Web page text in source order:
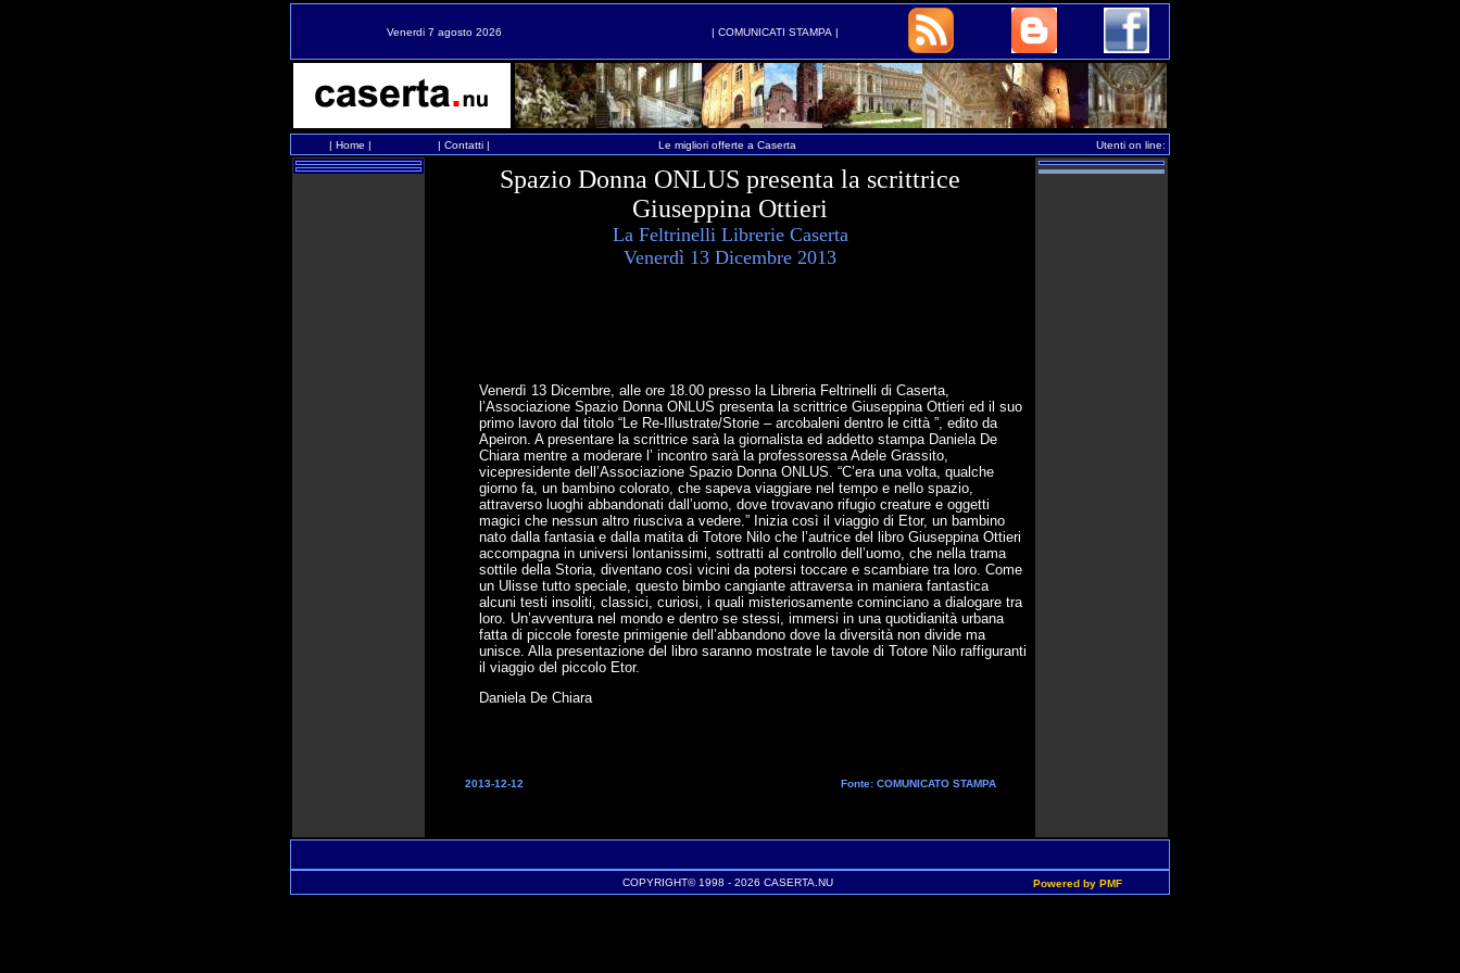
Venerdi 7 agosto 2026 | COMUNICATI STAMPA |
| Home | | Contatti| Le migliori offerte a Caserta Utenti on line:
Spazio Donna ONLUS presenta la scrittrice
Giuseppina Ottieri
La Feltrinelli Librerie Caserta
Venerdì 13 Dicembre 2013
Venerdì 13 Dicembre, alle ore 18.00 presso la Libreria Feltrinelli di Caserta,
l’Associazione Spazio Donna ONLUS presenta la scrittrice Giuseppina Ottieri ed il suo
primo lavoro dal titolo “Le Re-Illustrate/Storie – arcobaleni dentro le città ”, edito da
Apeiron. A presentare la scrittrice sarà la giornalista ed addetto stampa Daniela De
Chiara mentre a moderare l’ incontro sarà la professoressa Adele Grassito,
vicepresidente dell’Associazione Spazio Donna ONLUS. “C’era una volta, qualche
giorno fa, un bambino colorato, che sapeva viaggiare nel tempo e nello spazio,
attraverso luoghi abbandonati dall’uomo, dove trovavano rifugio creature e oggetti
magici che nessun altro riusciva a vedere.” Inizia così il viaggio di Etor, un bambino
nato dalla fantasia e dalla matita di Totore Nilo che l’autrice del libro Giuseppina Ottieri
accompagna in universi lontanissimi, sottratti al controllo dell’uomo, che nella trama
sottile della Storia, diventano così vicini da potersi toccare e scambiare tra loro. Come
un Ulisse tutto speciale, questo bimbo cangiante attraversa in maniera fantastica
alcuni testi insoliti, classici, curiosi, i quali misteriosamente cominciano a dialogare tra
loro. Un’avventura nel mondo e dentro se stessi, immersi in una quotidianità urbana
fatta di piccole foreste primigenie dell’abbandono dove la diversità non divide ma
unisce. Alla presentazione del libro saranno mostrate le tavole di Totore Nilo raffiguranti
il viaggio del piccolo Etor.
Daniela De Chiara
2013-12-12 Fonte: COMUNICATO STAMPA
COPYRIGHT© 1998 - 2026 CASERTA.NU Powered by PMF